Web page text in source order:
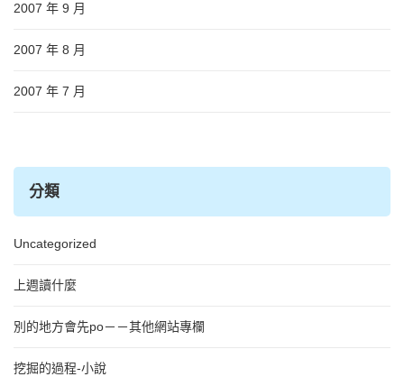
2007 年 9 月
2007 年 8 月
2007 年 7 月
分類
Uncategorized
上週讀什麼
別的地方會先po－－其他網站專欄
挖掘的過程-小說